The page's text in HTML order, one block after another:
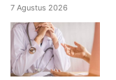
7 Agustus 2026